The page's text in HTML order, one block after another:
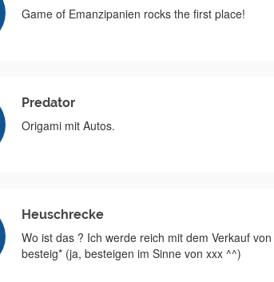
Game of Emanzipanien rocks the first place!
Predator
Origami mit Autos.
Heuschrecke
Wo ist das ? Ich werde reich mit dem Verkauf
besteig* (ja, besteigen im Sinne von xxx ^^)